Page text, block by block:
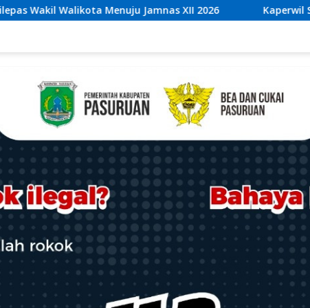
Jamnas XII 2026 Kaperwil Sumsel Media